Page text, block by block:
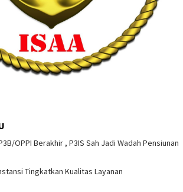
OPPI Berakhir , P3IS Sah Jadi Wadah Pensiunan
Tingkatkan Kualitas Layanan